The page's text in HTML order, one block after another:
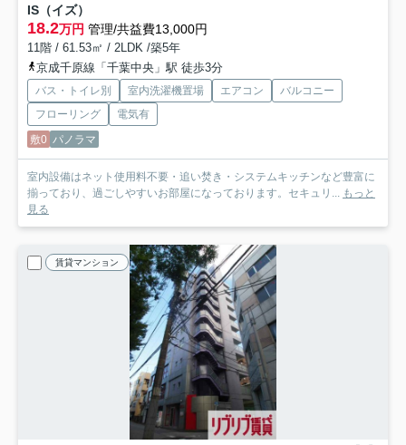
IS（イズ）
18.2万円 管理/共益費13,000円
11階 / 61.53㎡ / 2LDK /築5年
京成千原線「千葉中央」駅 徒歩3分
バス・トイレ別 室内洗濯機置場 エアコン
バルコニー
フローリング
電気有
敷0 パノラマ
室内設備はネット使用料不要・追い焚き・システムキッチンなど豊富に
揃っており、過ごしやすいお部屋になっております。セキュリ...
もっと
見る
賃貸マンション